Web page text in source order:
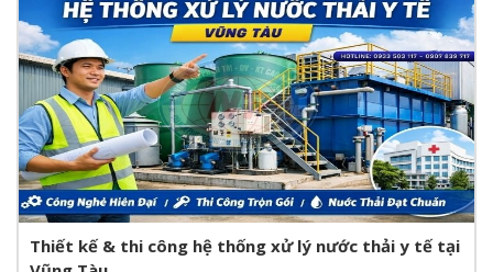
Thiết kế & thi công hệ thống xử lý nước thải y tế tại